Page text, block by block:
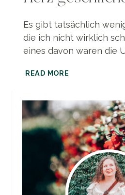
Es gibt tatsächlich
die ich nicht wirklich
eines davon waren die
READ MORE
MINNEAPOLIS
SICH
IN
MEIN
HERZ
GESCHLICHEN
HAT